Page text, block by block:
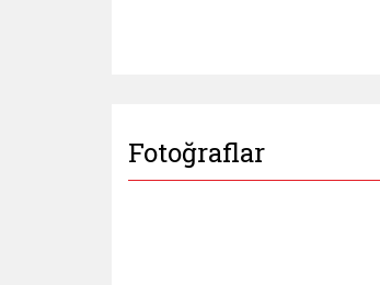
Fotoğraflar